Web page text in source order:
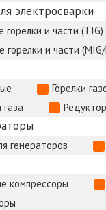
электросварки
горелки и части (TIG)
горелки и части (MIG/
Горелки
генераторов
компрессоры